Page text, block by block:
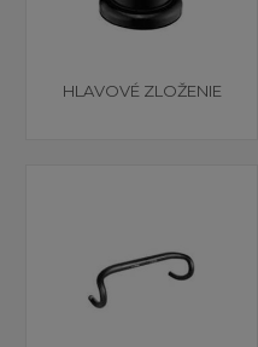
HLAVOVÉ ZLOŽENIE